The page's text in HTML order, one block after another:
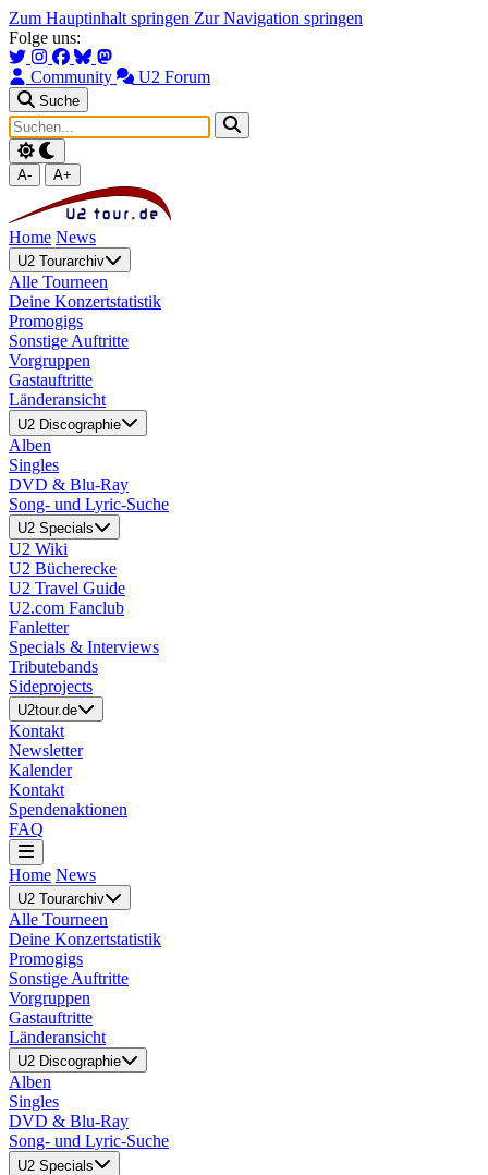
Zum Hauptinhalt springen Zur Navigation springen
Folge uns:
Community U2 Forum
Suche
A- A+
Home News
U2 Tourarchiv
Alle Tourneen
Deine Konzertstatistik
Promogigs
Sonstige Auftritte
Vorgruppen
Gastauftritte
Länderansicht
U2 Discographie
Alben
Singles
DVD & Blu-Ray
Song- und Lyric-Suche
U2 Specials
U2 Wiki
U2 Bücherecke
U2 Travel Guide
U2.com Fanclub
Fanletter
Specials & Interviews
Tributebands
Sideprojects
U2tour.de
Kontakt
Newsletter
Kalender
Kontakt
Spendenaktionen
FAQ
Home News
U2 Tourarchiv
Alle Tourneen
Deine Konzertstatistik
Promogigs
Sonstige Auftritte
Vorgruppen
Gastauftritte
Länderansicht
U2 Discographie
Alben
Singles
DVD & Blu-Ray
Song- und Lyric-Suche
U2 Specials